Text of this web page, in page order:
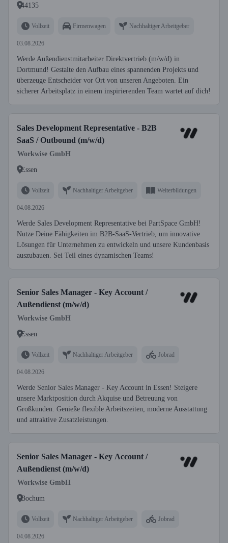
44135
Vollzeit Firmenwagen Nachhaltiger Arbeitgeber
03.08.2026
Werde Außendienstmitarbeiter Direktvertrieb (m/w/d) in
Dortmund! Gestalte den Aufbau eines spannenden Projekts und
überzeuge Entscheider vor Ort von unseren Angeboten. Ein
sicherer Arbeitsplatz in einem inspirierenden Team wartet auf dich!
Sales Development Representative - B2B
SaaS / Outbound (m/w/d)
Workwise GmbH
Essen
Vollzeit Nachhaltiger Arbeitgeber Weiterbildungen
04.08.2026
Werde Sales Development Representative bei PartSpace GmbH!
Nutze Deine Fähigkeiten im B2B-SaaS-Vertrieb, um innovative
Lösungen für Unternehmen zu entwickeln und unsere Kundenbasis
auszubauen. Sei Teil eines dynamischen Teams!
Senior Sales Manager - Key Account /
Außendienst (m/w/d)
Workwise GmbH
Essen
Vollzeit Nachhaltiger Arbeitgeber Jobrad
04.08.2026
Werde Senior Sales Manager - Key Account in Essen! Steigere
unsere Marktposition durch Akquise und Betreuung von
Großkunden. Genieße flexible Arbeitszeiten, moderne Ausstattung
und attraktive Zusatzleistungen.
Senior Sales Manager - Key Account /
Außendienst (m/w/d)
Workwise GmbH
Bochum
Vollzeit Nachhaltiger Arbeitgeber Jobrad
04.08.2026